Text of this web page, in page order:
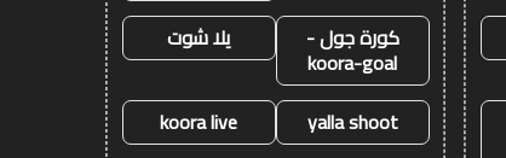
كورة جول -
koora-goal
يلا شوت
yalla shoot
koora live